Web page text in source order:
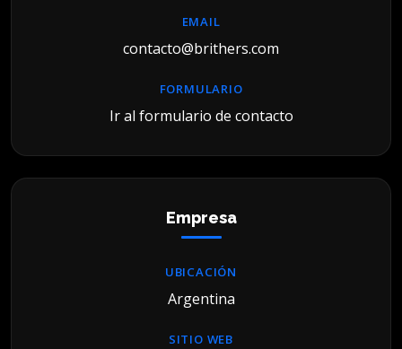
EMAIL
contacto@brithers.com
FORMULARIO
Ir al formulario de contacto
Empresa
UBICACIÓN
Argentina
SITIO WEB